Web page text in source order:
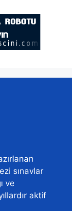
sınavlar
ve
aktif